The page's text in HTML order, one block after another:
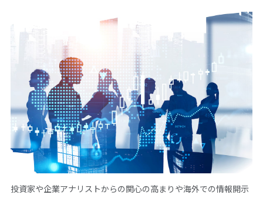
投資家や企業アナリストからの関心の高まりや海外での情報開示